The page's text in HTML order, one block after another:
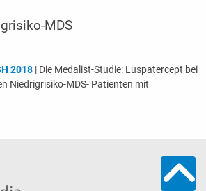
MDS
2018| Die Medalist-Studie: Luspatercept bei
Niedrigrisiko-MDS- Patienten mit